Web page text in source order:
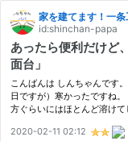
家を建てます！一
id:shinchan-papa
あったら便利だけど
面台」
こんばんは しんちゃんです
日ですが）寒かったですね
方ぐらいにはほとんど溶け
せの間取りについて書きま
2020-02-11 02:12